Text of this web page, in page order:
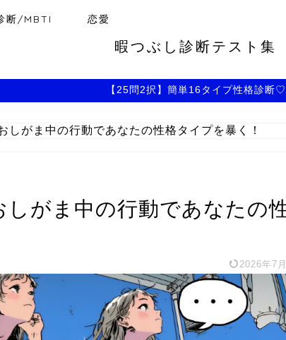
断/MBTI 恋愛
暇つぶし診断テスト集
【25問2択】簡単16タイプ性格診断♡
しがま中の行動であなたの性格タイプを暴く！
しがま中の行動であなたの
2026年7